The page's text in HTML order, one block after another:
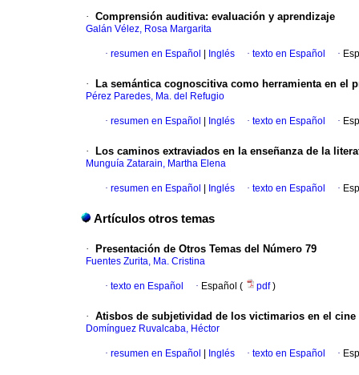
· Comprensión auditiva: evaluación y aprendizaje
Galán Vélez, Rosa Margarita
· resumen en Español Inglés · texto en Español ·
· La semántica cognoscitiva como herramienta en el
Pérez Paredes, Ma. del Refugio
· resumen en Español Inglés · texto en Español ·
· Los caminos extraviados en la enseñanza de la
Munguía Zatarain, Martha Elena
· resumen en Español Inglés · texto en Español ·
Artículos otros temas
· Presentación de Otros Temas del Número 79
Fuentes Zurita, Ma. Cristina
· texto en Español · Español ( pdf)
· Atisbos de subjetividad de los victimarios en el
Domínguez Ruvalcaba, Héctor
· resumen en Español Inglés · texto en Español ·